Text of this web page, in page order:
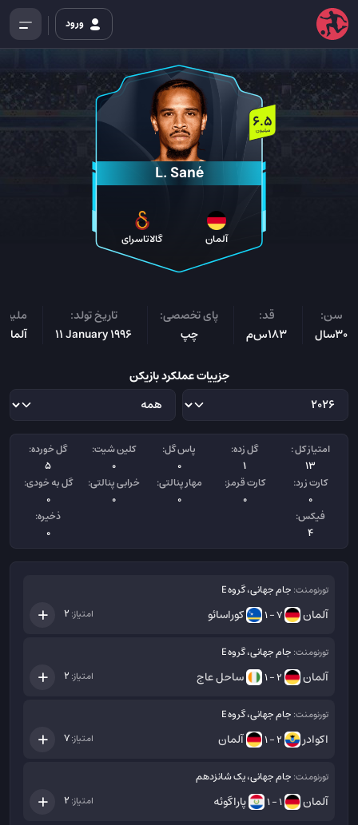
ورود
L. Sané
6.5
میلیون
آلمان گالاتاسرای
سن:
30سال
قد:
183س‌م
پای تخصصی:
چپ
تاریخ تولد:
11 January 1996
جزییات عملکرد بازیکن
امتیاز کل :
13
گل زده:
1
پاس گل:
0
کلین شیت:
0
گل خورده:
5
کارت زرد:
0
کارت قرمز:
0
مهار پنالتی:
0
خرابی پنالتی:
0
گل به خودی:
0
فیکس:
4
ذخیره:
0
تورنومنت: جام جهانی، گروه E
آلمان 7 - 1 کوراسائو امتیاز: 2
تورنومنت: جام جهانی، گروه E
آلمان 2 - 1 ساحل عاج امتیاز: 2
تورنومنت: جام جهانی، گروه E
اکوادر 2 - 1 آلمان امتیاز:7
تورنومنت: جام جهانی، یک شانزدهم
آلمان 1 - 1 پاراگوئه امتیاز: 2